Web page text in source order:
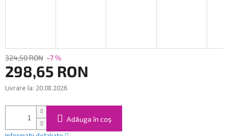
324,50 RON –7 %
298,65 RON
Evaluare
Livrare la: 20.08.2026
Adăuga în coş